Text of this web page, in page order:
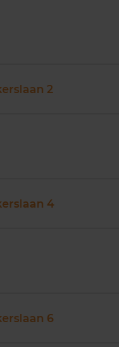
2
4
6